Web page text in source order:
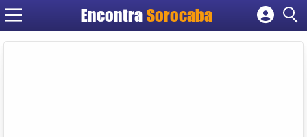
EncontraSorocaba
Cadastrar empresa